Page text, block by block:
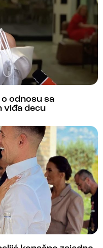
odnosu sa
viđa decu